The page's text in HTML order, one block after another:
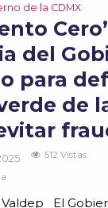
de la CDMX
del
para
de
512 Vistas
El